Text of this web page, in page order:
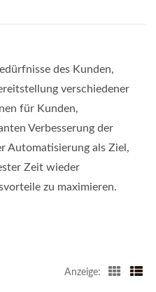
des Kunden,
verschiedener
für Kunden,
Verbesserung der
Automatisierung als Ziel,
Zeit wieder
zu maximieren.
Anzeige: